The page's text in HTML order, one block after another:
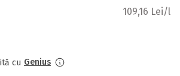
109,16 Lei/l
cu Genius